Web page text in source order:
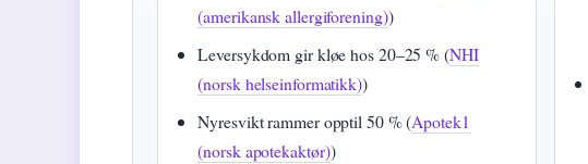
(amerikansk allergiforening))
Leversykdom gir kløe hos 20–25 % (NHI
(norsk helseinformatikk))
Nyresvikt rammer opptil 50 % (Apotek1
(norsk apotekaktør))